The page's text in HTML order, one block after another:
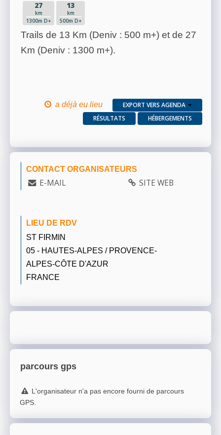
27
km
1300m D+
13
km
500m D+
Trails de 13 Km (Deniv : 500 m+) et de 27
Km (Deniv : 1300 m+).
a déjà eu lieu
EXPORT VERS AGENDA
RÉSULTATS
HÉBERGEMENTS
CONTACT ORGANISATEURS
E-MAIL SITE WEB
LIEU DE RDV
ST FIRMIN
05 - HAUTES-ALPES / PROVENCE-
ALPES-CÔTE D'AZUR
FRANCE
parcours gps
L'organisateur n'a pas encore fourni de parcours
GPS.